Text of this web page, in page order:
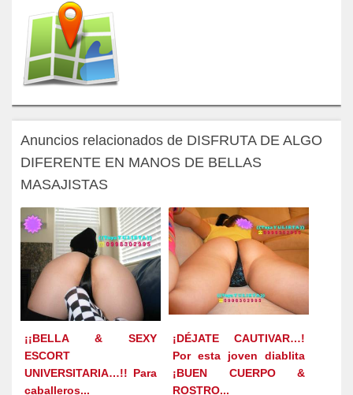
Anuncios relacionados de DISFRUTA DE ALGO
DIFERENTE EN MANOS DE BELLAS
MASAJISTAS
¡¡BELLA & SEXY
ESCORT
UNIVERSITARIA…!! Para
caballeros...
¡DÉJATE CAUTIVAR…!
Por esta joven diablita
¡BUEN CUERPO &
ROSTRO...